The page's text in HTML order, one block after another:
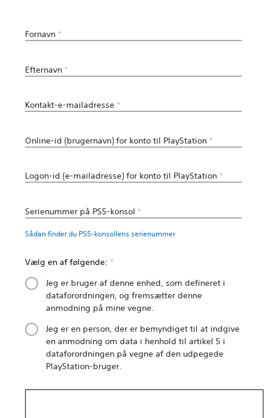
Fornavn *
Efternavn *
Kontakt-e-mailadresse *
Online-id (brugernavn) for konto til PlayStation *
Logon-id (e-mailadresse) for konto til PlayStation *
Serienummer på PS5-konsol *
Sådan finder du PS5-konsollens serienummer
Vælg en af følgende: *
Jeg er bruger af denne enhed, som defineret i
dataforordningen, og fremsætter denne
anmodning på mine vegne.
Jeg er en person, der er bemyndiget til at indgive
en anmodning om data i henhold til artikel 5 i
dataforordningen på vegne af den udpegede
PlayStation-bruger.